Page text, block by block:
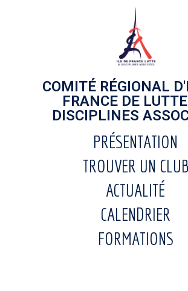
COMITÉ RÉGIONAL
FRANCE DE
DISCIPLINES
PRÉSENTATION
TROUVER UN CLUB
ACTUALITÉ
CALENDRIER
FORMATIONS